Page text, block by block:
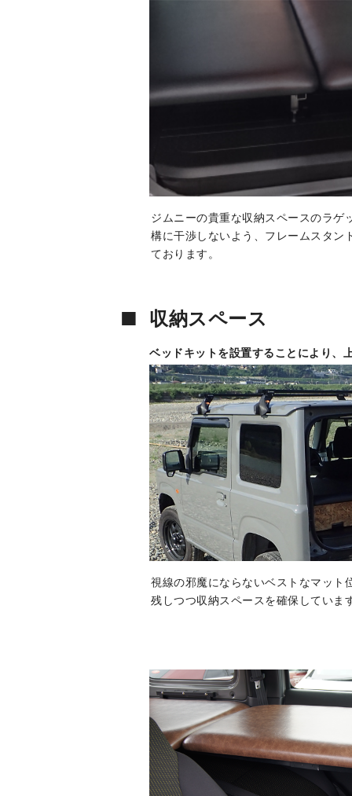
ジムニーの貴重な収納スペースのラゲ
構に干渉しないよう、フレームスタン
ております。
■ 収納スペース
ベッドキットを設置することにより、
視線の邪魔にならないベストなマット
残しつつ収納スペースを確保していま